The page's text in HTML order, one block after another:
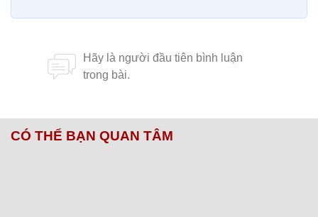
CÓ THỂ BẠN QUAN TÂM